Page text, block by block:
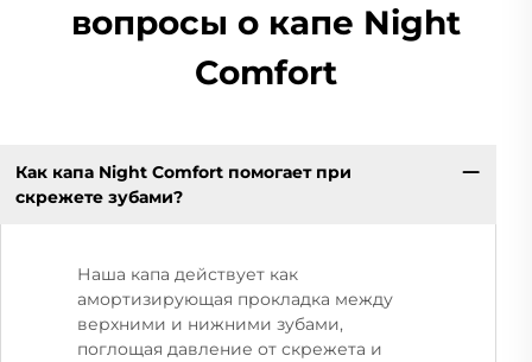
вопросы о капе Night
Comfort
Как капа Night Comfort помогает при
скрежете зубами?
Наша капа действует как
амортизирующая прокладка между
верхними и нижними зубами,
поглощая давление от скрежета и